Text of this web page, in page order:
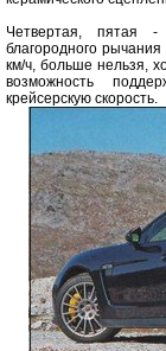
Четвертая, пятая
благородного
км/ч, больше нельзя,
возможность
крейсерскую скорость.